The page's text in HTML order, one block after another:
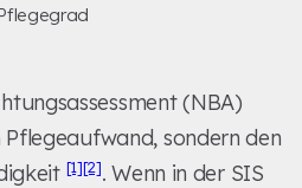
(NBA)
sondern den
[1][2]. Wenn in der SIS